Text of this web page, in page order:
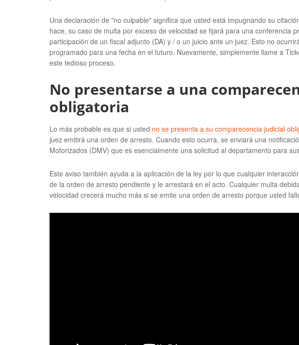
Una declaración de "no culpable" significa que usted está impugnando su
hace, su caso de multa por exceso de velocidad se fijará para una conferencia
participación de un fiscal adjunto (DA) y / o un juicio ante un juez. Esto no
programado para una fecha en el futuro. Nuevamente, simplemente llame a
este tedioso proceso.
No presentarse a una
obligatoria
Lo más probable es que si usted no se presenta a su comparecencia judicial
juez emitirá una orden de arresto. Cuando esto ocurra, se enviará una
Motorizados (DMV) que es esencialmente una solicitud al departamento para
Este aviso también ayuda a la aplicación de la ley por lo que cualquier
de la orden de arresto pendiente y le arrestará en el acto. Cualquier multa
velocidad crecerá mucho más si se emite una orden de arresto porque usted